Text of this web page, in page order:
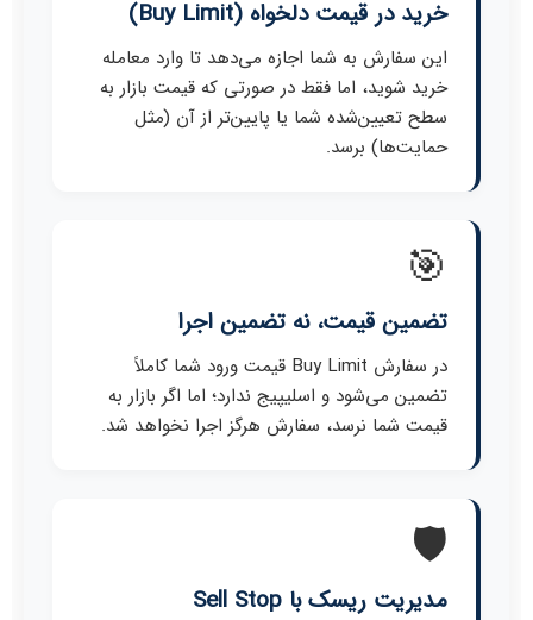
خرید در قیمت دلخواه (Buy Limit)
این سفارش به شما اجازه می‌دهد تا وارد معامله
خرید شوید، اما فقط در صورتی که قیمت بازار به
سطح تعیین‌شده شما یا پایین‌تر از آن (مثل
حمایت‌ها) برسد.
🎯
تضمین قیمت، نه تضمین اجرا
در سفارش Buy Limit قیمت ورود شما کاملاً
تضمین می‌شود و اسلیپیج ندارد؛ اما اگر بازار به
قیمت شما نرسد، سفارش هرگز اجرا نخواهد شد.
🛡️
مدیریت ریسک با Sell Stop